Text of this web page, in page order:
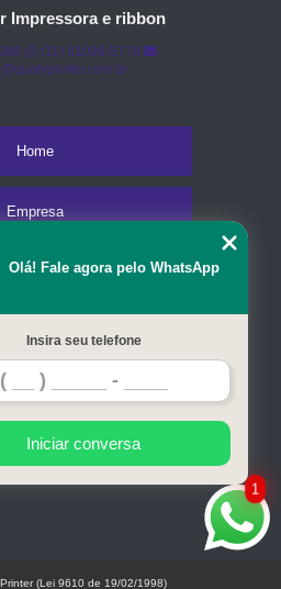
Impressora e ribbon
(11) 91098-5778
Home
Empresa
Missão
Serviços
Contato
Mapa do site
1
Olá! Fale agora pelo WhatsApp
Insira seu telefone
Iniciar conversa
(Lei 9610 de 19/02/1998)